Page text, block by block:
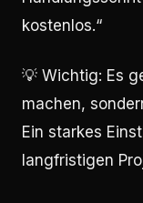
kostenlos.“
💡 Wichtig: Es
machen,
Ein starkes
langfristigen